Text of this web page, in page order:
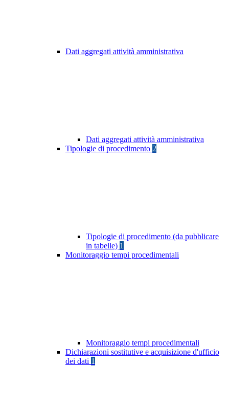
Dati aggregati attività amministrativa
Dati aggregati attività amministrativa
Tipologie di procedimento 2
Tipologie di procedimento (da pubblicare
in tabelle) 1
Monitoraggio tempi procedimentali
Monitoraggio tempi procedimentali
Dichiarazioni sostitutive e acquisizione d'ufficio
dei dati 1